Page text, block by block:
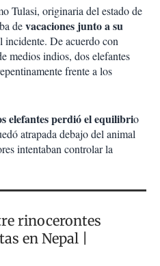
Tulasi, originaria del estado de
devacaciones junto a su
incidente. De acuerdo con
medios indios, dos elefantes
frente a los
elefantes perdió el equilibrio
atrapada debajo del animal
intentaban controlar la
rinocerontes
en Nepal |